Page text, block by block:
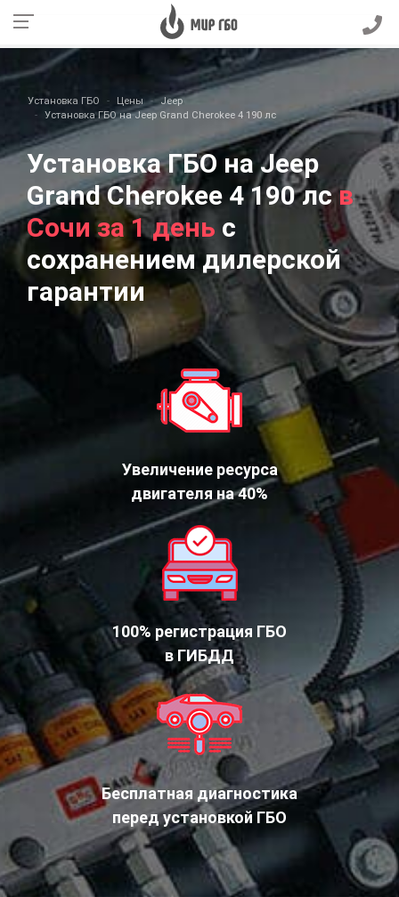
Установка ГБО Цены
Jeep
Установка ГБО на Jeep Grand Cherokee 4 190 лс
Установка ГБО на Jeep
Grand Cherokee 4 190 лсв
Сочи за 1 день с
сохранением дилерской
гарантии
Увеличение ресурса
двигателя на 40%
100% регистрация ГБО
в ГИБДД
Бесплатная диагностика
перед установкой ГБО